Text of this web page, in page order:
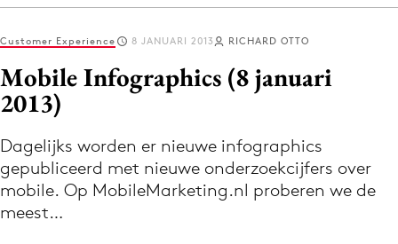
Log in
Volg het laatste nieuws via de Adformatie
Nieuws app
Customer Experience 8 JANUARI 2013 RICHARD OTTO
Mobile Infographics (8 januari
2013)
Dagelijks worden er nieuwe infographics
gepubliceerd met nieuwe onderzoekcijfers over
mobile. Op MobileMarketing.nl proberen we de
meest…